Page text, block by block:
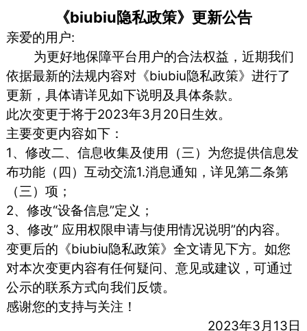
《biubiu隐私政策》更新公告
亲爱的用户:
为更好地保障平台用户的合法权益，近期我们
依据最新的法规内容对《biubiu隐私政策》进行了
更新，具体请详见如下说明及具体条款。
此次变更于将于2023年3月20日生效。
主要变更内容如下：
1、修改二、信息收集及使用（三）为您提供信息发
布功能（四）互动交流1.消息通知，详见第二条第
（三）项；
2、修改“设备信息”定义；
3、修改” 应用权限申请与使用情况说明”的内容。
变更后的《biubiu隐私政策》全文请见下方。如您
对本次变更内容有任何疑问、意见或建议，可通过
公示的联系方式向我们反馈。
感谢您的支持与关注！
2023年3月13日